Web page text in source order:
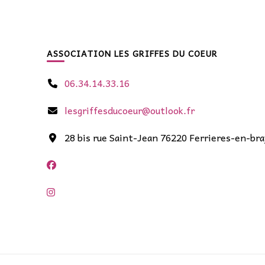
ASSOCIATION LES GRIFFES DU COEUR
06.34.14.33.16
lesgriffesducoeur@outlook.fr
28 bis rue Saint-Jean 76220 Ferrieres-en-